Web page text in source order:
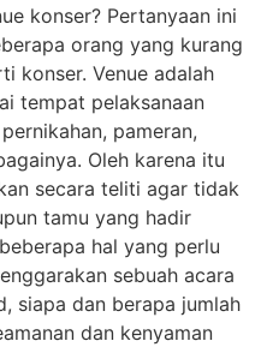
konser? Pertanyaan ini
orang yang kurang
konser. Venue adalah
tempat pelaksanaan
pameran,
Oleh karena itu
secara teliti agar tidak
tamu yang hadir
hal yang perlu
sebuah acara
siapa dan berapa jumlah
dan kenyaman